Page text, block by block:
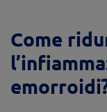
Come